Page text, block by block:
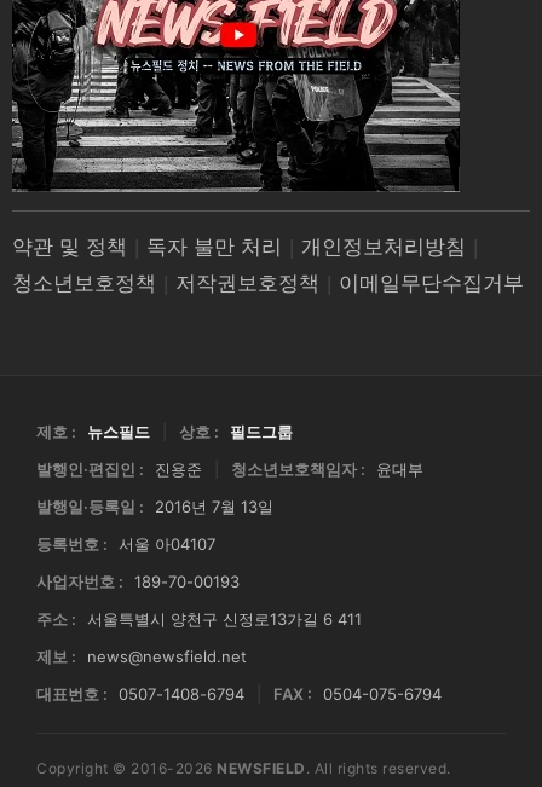
약관 및 정책 독자 불만 처리 개인정보처리방침
청소년보호정책
저작권보호정책 이메일무단수집거부
제호 : 뉴스필드 상호 :
필드그룹
발행인·편집인 :
진용준 청소년보호책임자 :
윤대부
발행일·등록일 :
2016년 7월 13일
등록번호 :
서울 아04107
사업자번호 :
189-70-00193
주소 :
서울특별시 양천구 신정로13가길 6 411
제보 :
news@newsfield.net
대표번호 :
0507-1408-6794 FAX : 0504-075-6794
Copyright © 2016-2026 NEWSFIELD . All rights reserved.